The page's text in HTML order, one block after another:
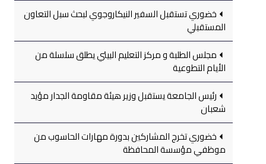
خضوري تستقبل السفير النيكاروجوي لبحث سبل التعاون
المستقبلي
مجلس الطلبة و مركز التعليم البيئي يطلق سلسلة من
الأيام التطوعية
رئيس الجامعة يستقبل وزير هيئة مقاومة الجدار مؤيد
شعبان
خضوري تخرج المشاركين بدورة مهارات الحاسوب من
موظفي مؤسسة المحافظة